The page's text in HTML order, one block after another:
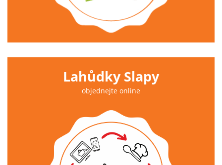
Lahůdky Slapy
objednejte online